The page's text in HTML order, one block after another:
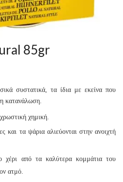
85gr
συστατικά, τα ίδια με εκείνα που
κατανάλωση.
χημική.
και τα ψάρια αλιεύονται στην ανοιχτή
χέρι από τα καλύτερα κομμάτια του
ατμό.